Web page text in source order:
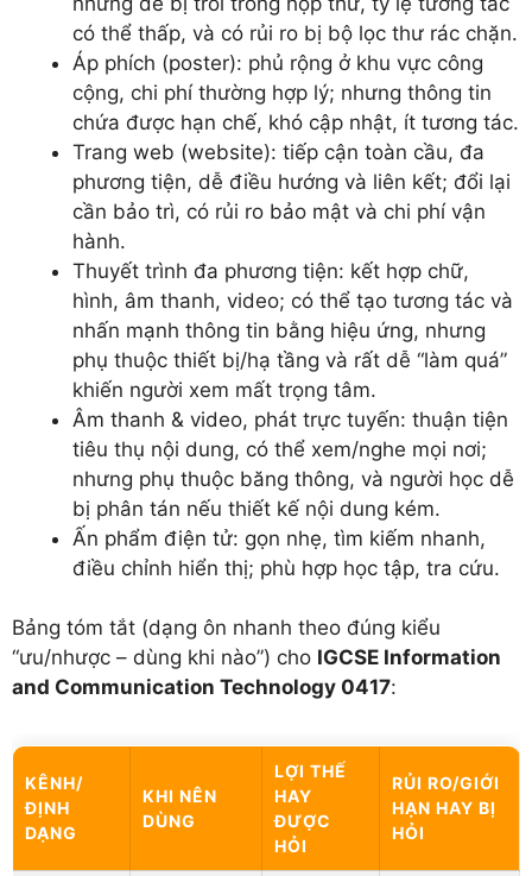
có thể thấp, và có rủi ro bị bộ lọc thư rác chặn.
Áp phích (poster): phủ rộng ở khu vực công
cộng, chi phí thường hợp lý; nhưng thông tin
chứa được hạn chế, khó cập nhật, ít tương tác.
Trang web (website): tiếp cận toàn cầu, đa
phương tiện, dễ điều hướng và liên kết; đổi lại
cần bảo trì, có rủi ro bảo mật và chi phí vận
hành.
Thuyết trình đa phương tiện: kết hợp chữ,
hình, âm thanh, video; có thể tạo tương tác và
nhấn mạnh thông tin bằng hiệu ứng, nhưng
phụ thuộc thiết bị/hạ tầng và rất dễ “làm quá”
khiến người xem mất trọng tâm.
Âm thanh & video, phát trực tuyến: thuận tiện
tiêu thụ nội dung, có thể xem/nghe mọi nơi;
nhưng phụ thuộc băng thông, và người học dễ
bị phân tán nếu thiết kế nội dung kém.
Ấn phẩm điện tử: gọn nhẹ, tìm kiếm nhanh,
điều chỉnh hiển thị; phù hợp học tập, tra cứu.
Bảng tóm tắt (dạng ôn nhanh theo đúng kiểu
“ưu/nhược – dùng khi nào”) cho IGCSE Information
and Communication Technology 0417:
KÊNH/
ĐỊNH
DẠNG
KHI NÊN
DÙNG
LỢI THẾ
HAY
ĐƯỢC
HỎI
RỦI RO/GIỚI
HẠN HAY BỊ
HỎI